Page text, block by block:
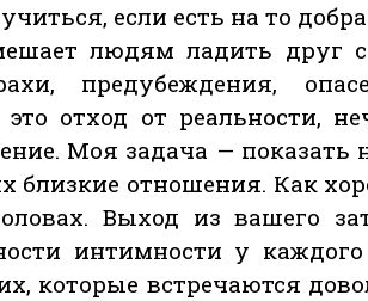
если есть на то
людям ладить друг с
предубеждения,
отход от реальности,
Моя задача — показать
близкие отношения. Как
Выход из вашего
интимности у каждого
которые встречаются